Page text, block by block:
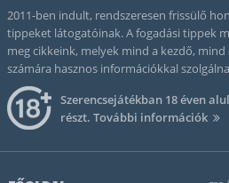
2011-ben indult, rendszeresen frissülő
tippeket látogatóinak. A fogadási tippek
meg cikkeink, melyek mind a kezdő,
számára hasznos információkkal
Szerencsejátékban 18 éven
részt. További információk